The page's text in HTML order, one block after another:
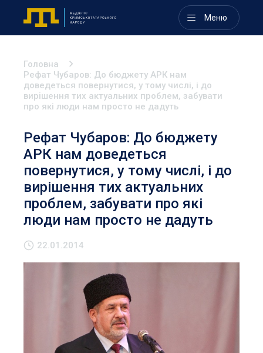
Меню
Головна
Рефат Чубаров: До бюджету АРК нам
доведеться повернутися, у тому числі, і до
вирішення тих актуальних проблем, забувати
про які люди нам просто не дадуть
Рефат Чубаров: До бюджету
АРК нам доведеться
повернутися, у тому числі, і до
вирішення тих актуальних
проблем, забувати про які
люди нам просто не дадуть
22.01.2014